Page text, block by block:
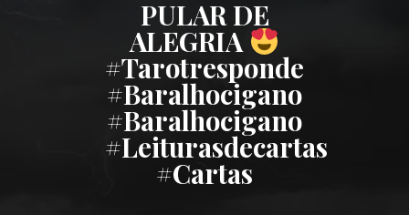
PULAR DE
ALEGRIA
#tarotresponde
#baralhocigano
#baralhocigano
#leiturasdecartas
#cartas